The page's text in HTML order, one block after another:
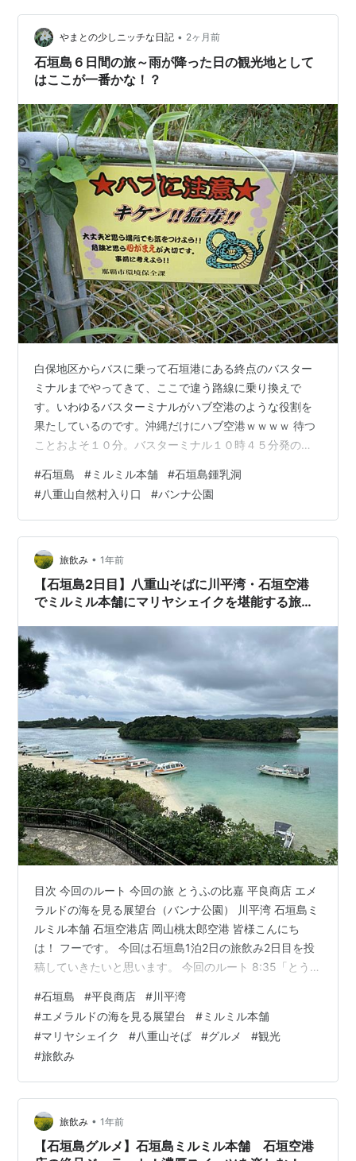
やまとの少しニッチな日記 • 2ヶ月前
石垣島６日間の旅～雨が降った日の観光地として
はここが一番かな！？
白保地区からバスに乗って石垣港にある終点のバスター
ミナルまでやってきて、ここで違う路線に乗り換えで
す。いわゆるバスターミナルがハブ空港のような役割を
果たしているのです。沖縄だけにハブ空港ｗｗｗｗ 待つ
ことおよそ１０分。バスターミナル１０時４５分発の８
Ｉが作成した行程表では元名蔵で下車してミルミル本舗
で石垣牛バーバー＆ジェラートのランチを食べる計画に
なっていましたが、途中にあったバス停「八重山自然村
入り口」で下車しました。 １日にたった３便しかなく、
次の便は１２時２７分でした。 雨が降ってきそうなの
に、自然村？ いいえ、今回は八重山自然村にはい…
#石垣島 #ミルミル本舗 #石垣島鍾乳洞
#八重山自然村入り口 #バンナ公園
旅飲み • 1年前
【石垣島2日目】八重山そばに川平湾・石垣空港
でミルミル本舗にマリヤシェイクを堪能する旅飲
目次 今回のルート 今回の旅 とうふの比嘉 平良商店 エメ
ラルドの海を見る展望台（バンナ公園） 川平湾 石垣島ミ
ルミル本舗 石垣空港店 岡山桃太郎空港 皆様こんにち
は！ フーです。 今回は石垣島1泊2日の旅飲み2日目を投
稿していきたいと思います。 今回のルート 8:35「とうふ
見る展望台（バンナ公園）」- 13:00「川平湾」-
15:00「石垣島ミルミル本舗 石垣空港店」- 16:00「石垣
空港-那覇空港」- 20:30「岡山桃太郎空港」 今回の旅 お
はようございます！ 本日はいつもより早めにスタートを
していきます。 朝食を食…
#石垣島 #平良商店 #川平湾
#エメラルドの海を見る展望台 #ミルミル本舗
#マリヤシェイク #八重山そば #グルメ #観光
#旅飲み
旅飲み • 1年前
【石垣島グルメ】石垣島ミルミル本舗 石垣空港